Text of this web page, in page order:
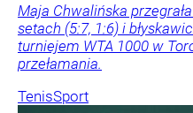
Maja Chwalińska
setach (5:7, 1:6) i
turniejem WTA 1000 w
przełamania.
TenisSport